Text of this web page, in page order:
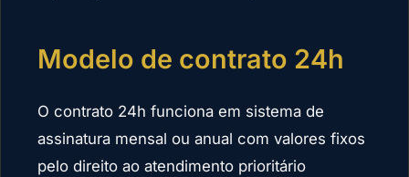
Modelo de contrato 24h
O contrato 24h funciona em sistema de
assinatura mensal ou anual com valores fixos
pelo direito ao atendimento prioritário